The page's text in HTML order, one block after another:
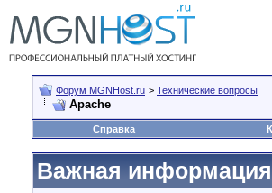
Форум MGNHost.ru > Технические вопросы
Apache
Справка
Важная информация